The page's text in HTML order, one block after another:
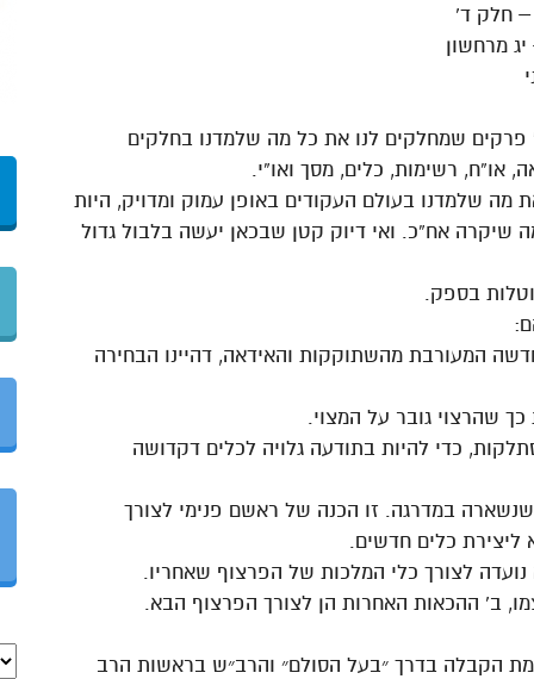
מרחשון
פרקים שמחלקים לנו את כל מה שלמדנו בחלקים
או”ח, רשימות, כלים, מסך ואו”י.
מה שלמדנו בעולם העקודים באופן עמוק ומדויק, היות
שיקרה אח”כ. ואי דיוק קטן שבכאן יעשה בלבול גדול
המעורבת מהשתוקקות והאידאה, דהיינו הבחירה
שהרצוי גובר על המצוי.
כדי להיות בתודעה גלויה לכלים דקדושה
במדרגה. זו הכנה של ראשם פנימי לצורך
ליצירת כלים חדשים.
לצורך כלי המלכות של הפרצוף שאחריו.
הקבלה בדרך ״בעל הסולם״ והרב״ש בראשות הרב